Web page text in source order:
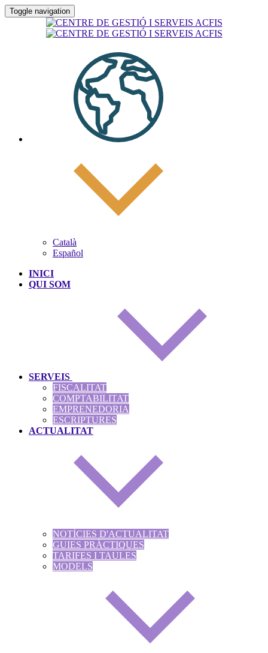
Toggle navigation
Català
Español
INICI
QUI SOM
SERVEIS
FISCALITAT
COMPTABILITAT
EMPRENEDORIA
ESCRIPTURES
ACTUALITAT
NOTÍCIES D'ACTUALITAT
GUIES PRÀCTIQUES
TARIFES I TAULES
MODELS